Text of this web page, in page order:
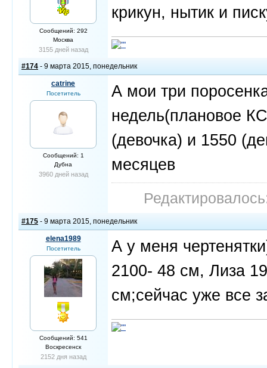
Сообщений: 292
Москва
3155 дней назад
крикун, нытик и
#174 - 9 марта 2015, понедельник
catrine
Посетитель
Сообщений: 1
Дубна
3960 дней назад
А мои три
недель(плановое
(девочка) и 1550
месяцев
#175 - 9 марта 2015, понедельник
elena1989
Посетитель
Сообщений: 541
Воскресенск
2152 дня назад
А у меня
2100- 48 см, Лиза
см;сейчас уже все